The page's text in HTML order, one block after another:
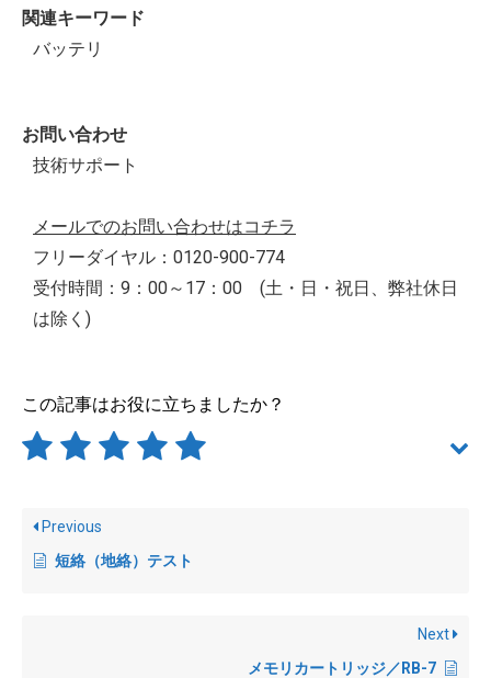
関連キーワード
バッテリ
お問い合わせ
技術サポート
メールでのお問い合わせはコチラ
フリーダイヤル：0120-900-774
受付時間：9：00～17：00 (土・日・祝日、弊社休日
は除く)
この記事はお役に立ちましたか？
Previous
短絡（地絡）テスト
Next
メモリカートリッジ／RB-7